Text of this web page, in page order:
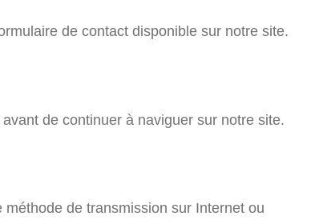
de contact disponible sur notre site.
de continuer à naviguer sur notre site.
de transmission sur Internet ou